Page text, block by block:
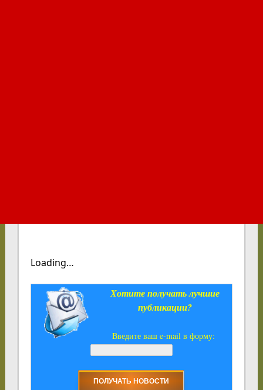
Loading…
Хотите получать лучшие
публикации?
Введите ваш e-mail в форму: